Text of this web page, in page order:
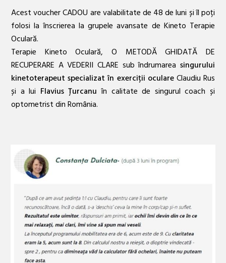
Acest voucher CADOU are valabilitate de 48 de luni și îl poți
folosi la înscrierea la grupele avansate de Kineto Terapie
Oculară.
Terapie Kineto Oculară, O METODĂ GHIDATĂ DE
RECUPERARE A VEDERII CLARE sub îndrumarea singurului
kinetoterapeut specializat în exerciții oculareClaudiu Rus
și a lui Flavius Țurcanuîn calitate de singurul coach și
optometrist din România.